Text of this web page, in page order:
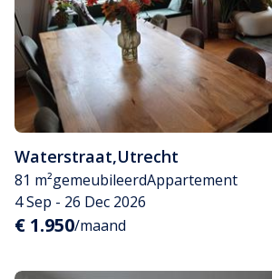
Waterstraat,Utrecht
81 m²gemeubileerdAppartement
4 Sep - 26 Dec 2026
€ 1.950/maand